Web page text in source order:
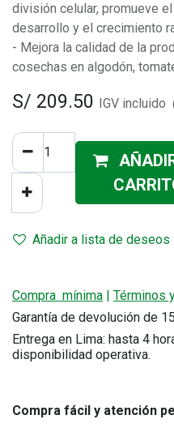
división celular, promueve
desarrollo y el crecimiento
- Mejora la calidad de la
cosechas en algodón,
S/ 209.50 IGV incluido
CA
Añadir a lista de deseos
Compra mínima | Términos
Garantía de devolución de
Entrega en Lima: hasta 4
disponibilidad operativa.
Compra fácil y atención